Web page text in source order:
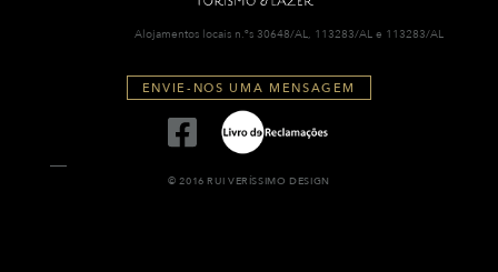
Alojamentos locais n.ºs 30648/AL, 113283/AL e 113283/AL
ENVIE-NOS UMA MENSAGEM
© 2016 RUI VERÍSSIMO DESIGN